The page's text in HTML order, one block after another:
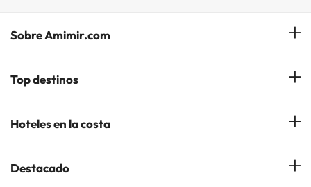
Sobre Amimir.com
¿Quiénes somos?
Gestionar mi reserva
Top destinos
Hoteles en Salou
Hoteles en Andorra la Vella
Hoteles en la costa
Hoteles en la Costa Azahar
Destacado